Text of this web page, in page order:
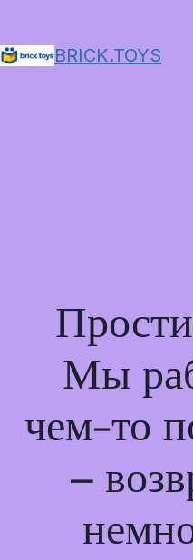
BRICK.TOYS
Мы
чем-то
–